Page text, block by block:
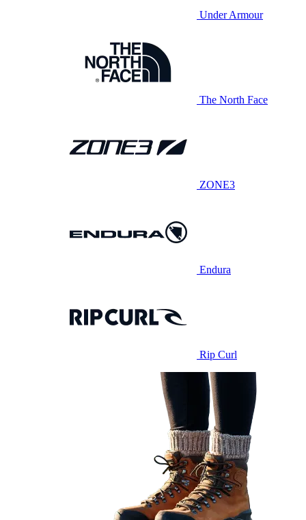
Under Armour
The North Face
ZONE3
Endura
Rip Curl